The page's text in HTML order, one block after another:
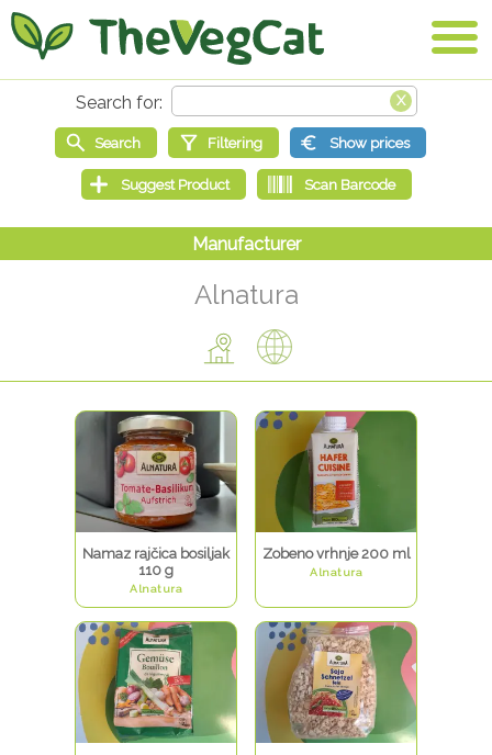
Alnatura
Namaz rajčica bosiljak
110 g
Alnatura
Zobeno vrhnje 200 ml
Alnatura